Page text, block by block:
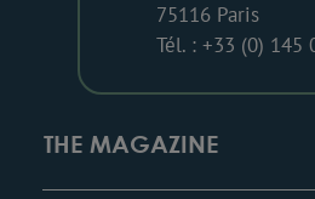
75116 Paris
Tél. : +33 (0) 145
THE MAGAZINE